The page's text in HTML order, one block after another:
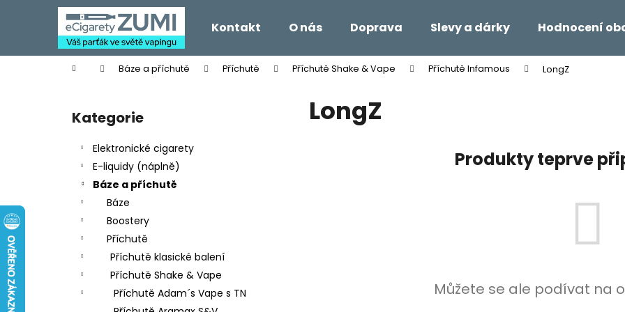
Kontakt O nás Doprava Slevy a dárky Hodnocení
Domů Báze a příchutě Příchutě Příchutě Shake & Vape Příchutě Infamous LongZ
Přeskočit
kategorie
Kategorie
Elektronické cigarety
E-liquidy (náplně)
Báze a příchutě
Báze
Boostery
Příchutě
Příchutě klasické balení
Příchutě Shake & Vape
Příchutě Adam´s Vape s TN
LongZ
Produkty teprve
Můžete se ale podívat na
í
Zpět
do
Zpět
do
Co potřebujete najít?